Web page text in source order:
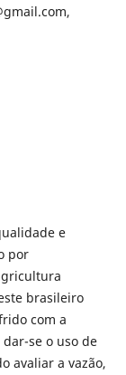
e
por
brasileiro
com a
se o uso de
avaliar a vazão,